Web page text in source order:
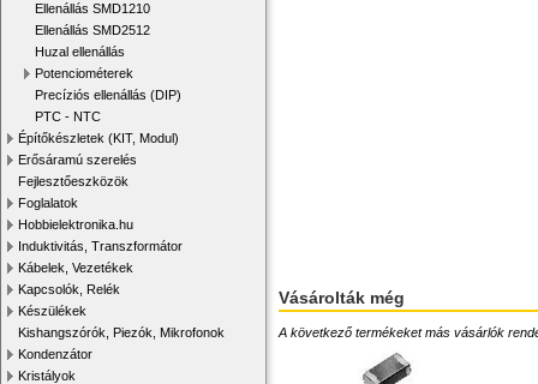
Ellenállás SMD1210
Ellenállás SMD2512
Huzal ellenállás
Potenciométerek
Precíziós ellenállás (DIP)
PTC - NTC
Építőkészletek (KIT, Modul)
Erősáramú szerelés
Fejlesztőeszközök
Foglalatok
Hobbielektronika.hu
Induktivitás, Transzformátor
Kábelek, Vezetékek
Kapcsolók, Relék
Készülékek
Kishangszórók, Piezók, Mikrofonok
Kondenzátor
Kristályok
Vásárolták még
A következő termékeket más vásárlók